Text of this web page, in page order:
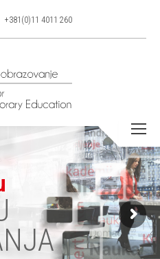
+381(0)11 4011 260